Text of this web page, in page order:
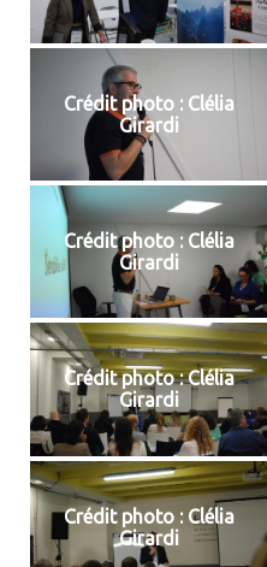
Crédit photo : Clélia
Girardi
Crédit photo : Clélia
Girardi
Crédit photo : Clélia
Girardi
Crédit photo : Clélia
Girardi